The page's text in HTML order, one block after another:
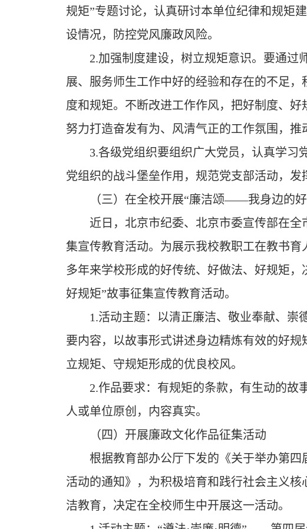
规矩”专题讨论，认真研讨本单位纪律和规矩
设情况，防控党风廉政风险。
2.加强制度建设，树立规矩意识。要通过
展、服务师生工作中好的经验和存在的不足
度和规矩。不断改进工作作风，把好制度、好
努力打造奋发有为、风清气正的工作氛围，推
3.各级党组织要组织广大党员，认真学习
党组织的战斗堡垒作用，规范党支部活动，发
（三）在全校开展“廉洁颂——我身边的
近日，北京市纪委、北京市委宣传部在全
集宣传教育活动。为展示我校教职工在教书
多年来学校形成的好传统、好做法、好规矩
好规矩”故事征集宣传教育活动。
1.活动主题：以清正廉洁、敬业奉献、崇
要内容，以故事形式讲述身边精炼有效的好规
立规矩、守规矩形成的优良校风。
2.作品要求：有规矩的条款，有生动的故
人或单位原创，内容真实。
（四）开展廉政文化作品征集活动
根据教育部办公厅下发的《关于举办第
活动的通知》，为积极培育和践行社会主义
洁教育，决定在全校师生中开展这一活动。